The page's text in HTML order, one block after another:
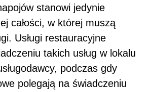
stanowi jedynie
całości, w której muszą
Usługi restauracyjne
takich usług w lokalu
podczas gdy
polegają na świadczeniu